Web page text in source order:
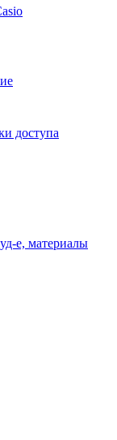
доступа
е, материалы